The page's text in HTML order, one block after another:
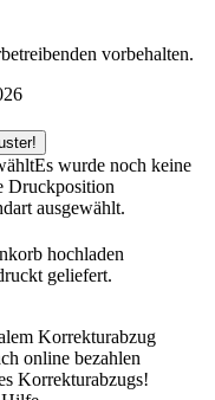
vorbehalten.
Es wurde noch keine
Druckposition
ausgewählt.
hochladen
geliefert.
Korrekturabzug
online bezahlen
Korrekturabzugs!